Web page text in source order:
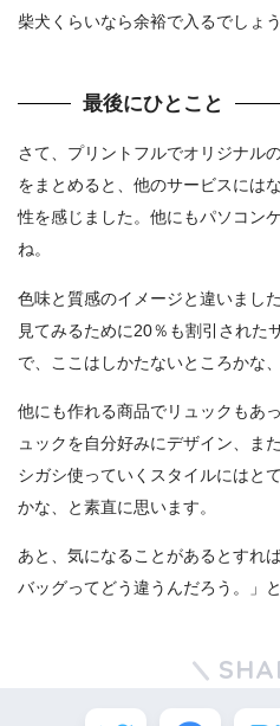
柴犬くらいなら余裕で入るでしょう
最後にひとこと
さて、プリントフルでオリジナル
をまとめると、他のサービスには
性を感じました。他にもパソコン
ね。
色味と質感のイメージと違いまし
見てみるために20％も割引された
で、ここはしかたないところかな、
他にも作れる商品でリュックもあ
ュックを自分好みにデザイン、ま
シガシ使っていくスタイルにはと
かな、と素直に思います。
あと、気になることがあるとすれ
バッグってどう違うんだろう。」